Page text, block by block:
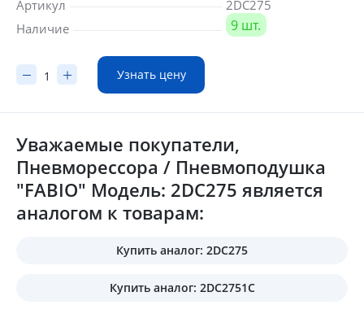
Артикул
2DC275
Наличие
9 шт.
Узнать цену
Уважаемые покупатели,
Пневморессора / Пневмоподушка
"FABIO" Модель: 2DC275 является
аналогом к товарам:
Купить аналог: 2DC275
Купить аналог: 2DC2751C